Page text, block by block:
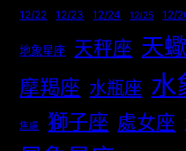
12/22 12/23 12/24 12/25 12/
地象星座 天秤座 天
摩羯座 水瓶座 水
焦慮 獅子座 處女座